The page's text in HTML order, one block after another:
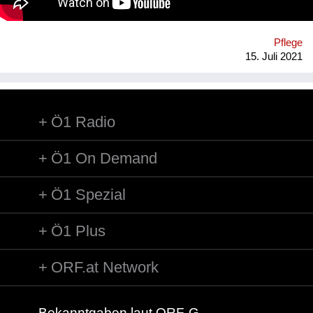
Angehörigen steigert. *An wen richtet sich Ihre Initiative?*
‚Mobilität fördern‘ richtet sich an Pflege- und
und Pflegekräfte in das Programm einschulen lassen, um mit
den BewohnerInnen zur Erhaltung ihrer Selbstständigkeit
Pflege
15. Juli 2021
Ö1 Radio
Ö1 On Demand
Ö1 Spezial
Ö1 Plus
ORF.at Network